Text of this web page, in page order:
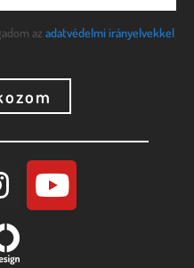
az adatvédelmi irányelvekkel